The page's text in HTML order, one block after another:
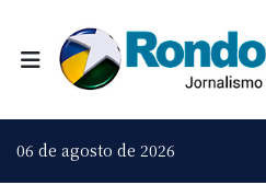
06 de agosto de 2026